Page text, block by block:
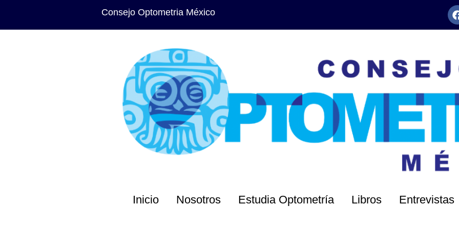
Consejo Optometria México
Inicio Nosotros Estudia Optometría Libros Entrevistas